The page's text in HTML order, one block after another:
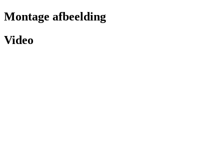
Montage afbeelding
Video